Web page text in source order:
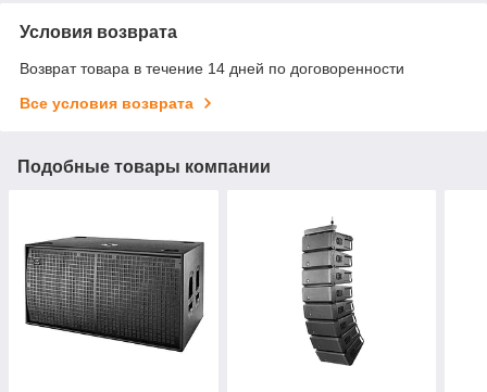
Условия возврата
Возврат товара в течение 14 дней по договоренности
Все условия возврата
Подобные товары компании